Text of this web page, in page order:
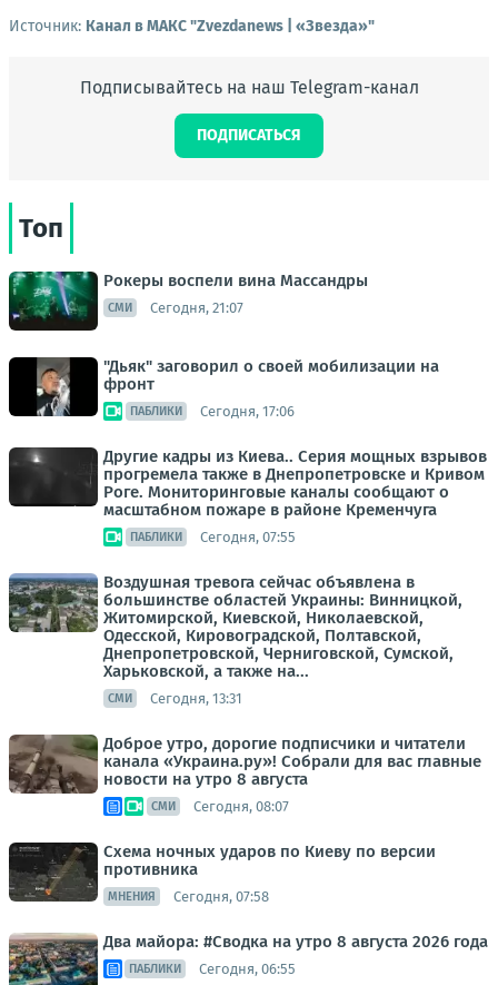
Источник: Канал в МАКС "Zvezdanews | «Звезда»"
Подписывайтесь на наш Telegram-канал
ПОДПИСАТЬСЯ
Топ
Рокеры воспели вина Массандры
СМИ Сегодня, 21:07
"Дьяк" заговорил о своей мобилизации на
фронт
ПАБЛИКИ Сегодня, 17:06
Другие кадры из Киева.. Серия мощных взрывов
прогремела также в Днепропетровске и Кривом
Роге. Мониторинговые каналы сообщают о
масштабном пожаре в районе Кременчуга
ПАБЛИКИ Сегодня, 07:55
Воздушная тревога сейчас объявлена в
большинстве областей Украины: Винницкой,
Житомирской, Киевской, Николаевской,
Одесской, Кировоградской, Полтавской,
Днепропетровской, Черниговской, Сумской,
Харьковской, а также на...
СМИ Сегодня, 13:31
Доброе утро, дорогие подписчики и читатели
канала «Украина.ру»! Собрали для вас главные
новости на утро 8 августа
СМИ Сегодня, 08:07
Схема ночных ударов по Киеву по версии
противника
МНЕНИЯ Сегодня, 07:58
Два майора: #Сводка на утро 8 августа 2026 года
ПАБЛИКИ Сегодня, 06:55